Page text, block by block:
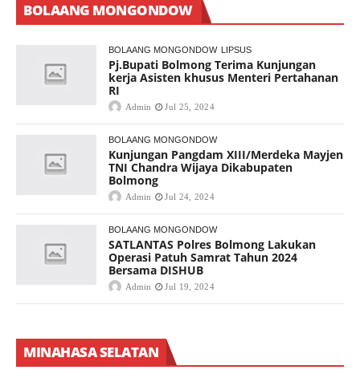
BOLAANG MONGONDOW
BOLAANG MONGONDOW LIPSUS
Pj.Bupati Bolmong Terima Kunjungan
kerja Asisten khusus Menteri Pertahanan
RI
Admin Jul 25, 2024
BOLAANG MONGONDOW
Kunjungan Pangdam XIII/Merdeka Mayjen
TNI Chandra Wijaya Dikabupaten
Bolmong
Admin Jul 24, 2024
BOLAANG MONGONDOW
SATLANTAS Polres Bolmong Lakukan
Operasi Patuh Samrat Tahun 2024
Bersama DISHUB
Admin Jul 19, 2024
MINAHASA SELATAN